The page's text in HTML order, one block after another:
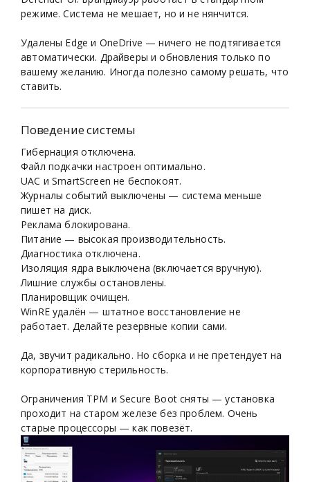
режиме. Система не мешает, но и не нянчится.
Удалены Edge и OneDrive — ничего не подтягивается
автоматически. Драйверы и обновления только по
вашему желанию. Иногда полезно самому решать, что
ставить.
Поведение системы
Гибернация отключена.
Файл подкачки настроен оптимально.
UAC и SmartScreen не беспокоят.
Журналы событий выключены — система меньше
пишет на диск.
Реклама блокирована.
Питание — высокая производительность.
Диагностика отключена.
Изоляция ядра выключена (включается вручную).
Лишние службы остановлены.
Планировщик очищен.
WinRE удалён — штатное восстановление не
работает. Делайте резервные копии сами.
Да, звучит радикально. Но сборка и не претендует на
корпоративную стерильность.
Ограничения TPM и Secure Boot сняты — установка
проходит на старом железе без проблем. Очень
старые процессоры — как повезёт.